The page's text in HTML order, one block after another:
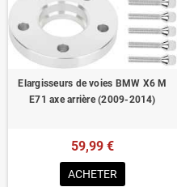
Elargisseurs de voies BMW X6 M
E71 axe arrière (2009-2014)
59,99 €
ACHETER